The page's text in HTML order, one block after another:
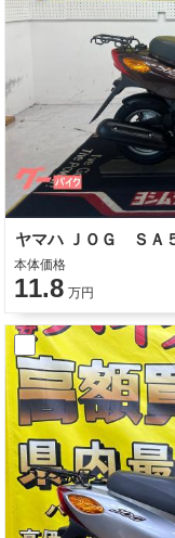
本体価格
11.8 万円